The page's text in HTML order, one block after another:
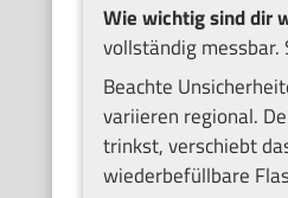
Wie wichtig sind dir
vollständig messbar.
Beachte
variieren regional.
trinkst, verschiebt
wiederbefüllbare